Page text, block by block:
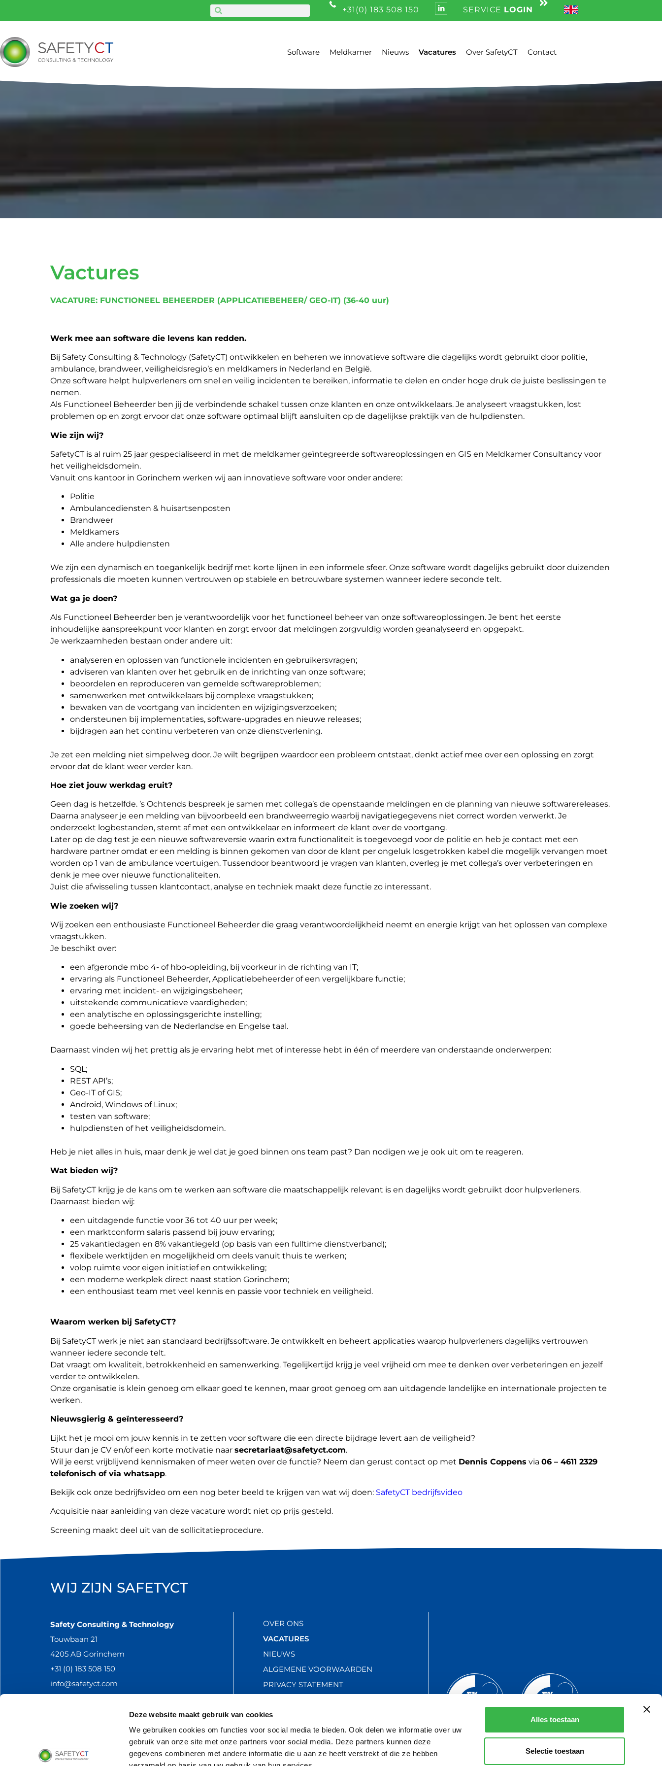
Deze website maakt gebruik van cookies
We gebruiken cookies om functies voor social media te bieden. Ook delen we informatie over uw
gebruik van onze site met onze partners voor social media. Deze partners kunnen deze
gegevens combineren met andere informatie die u aan ze heeft verstrekt of die ze hebben
Alles toestaan
Selectie toestaan
+31(0) 183 508 150 SERVICE LOGIN
Software Meldkamer Nieuws Vacatures Over SafetyCT Contact
Vactures
VACATURE: FUNCTIONEEL BEHEERDER (APPLICATIEBEHEER/ GEO-IT) (36-40 uur)
Werk mee aan software die levens kan redden.
Bij Safety Consulting & Technology (SafetyCT) ontwikkelen en beheren we innovatieve software die dagelijks wordt gebruikt door politie,
ambulance, brandweer, veiligheidsregio’s en meldkamers in Nederland en België.
Onze software helpt hulpverleners om snel en veilig incidenten te bereiken, informatie te delen en onder hoge druk de juiste beslissingen te
nemen.
Als Functioneel Beheerder ben jij de verbindende schakel tussen onze klanten en onze ontwikkelaars. Je analyseert vraagstukken, lost
problemen op en zorgt ervoor dat onze software optimaal blijft aansluiten op de dagelijkse praktijk van de hulpdiensten.
Wie zijn wij?
SafetyCT is al ruim 25 jaar gespecialiseerd in met de meldkamer geïntegreerde softwareoplossingen en GIS en Meldkamer Consultancy voor
het veiligheidsdomein.
Vanuit ons kantoor in Gorinchem werken wij aan innovatieve software voor onder andere:
Politie
Ambulancediensten & huisartsenposten
Brandweer
Meldkamers
Alle andere hulpdiensten
We zijn een dynamisch en toegankelijk bedrijf met korte lijnen in een informele sfeer. Onze software wordt dagelijks gebruikt door duizenden
professionals die moeten kunnen vertrouwen op stabiele en betrouwbare systemen wanneer iedere seconde telt.
Wat ga je doen?
Als Functioneel Beheerder ben je verantwoordelijk voor het functioneel beheer van onze softwareoplossingen. Je bent het eerste
inhoudelijke aanspreekpunt voor klanten en zorgt ervoor dat meldingen zorgvuldig worden geanalyseerd en opgepakt.
Je werkzaamheden bestaan onder andere uit:
analyseren en oplossen van functionele incidenten en gebruikersvragen;
adviseren van klanten over het gebruik en de inrichting van onze software;
beoordelen en reproduceren van gemelde softwareproblemen;
samenwerken met ontwikkelaars bij complexe vraagstukken;
bewaken van de voortgang van incidenten en wijzigingsverzoeken;
ondersteunen bij implementaties, software-upgrades en nieuwe releases;
bijdragen aan het continu verbeteren van onze dienstverlening.
Je zet een melding niet simpelweg door. Je wilt begrijpen waardoor een probleem ontstaat, denkt actief mee over een oplossing en zorgt
ervoor dat de klant weer verder kan.
Hoe ziet jouw werkdag eruit?
Geen dag is hetzelfde. ’s Ochtends bespreek je samen met collega’s de openstaande meldingen en de planning van nieuwe softwarereleases.
Daarna analyseer je een melding van bijvoorbeeld een brandweerregio waarbij navigatiegegevens niet correct worden verwerkt. Je
onderzoekt logbestanden, stemt af met een ontwikkelaar en informeert de klant over de voortgang.
Later op de dag test je een nieuwe softwareversie waarin extra functionaliteit is toegevoegd voor de politie en heb je contact met een
hardware partner omdat er een melding is binnen gekomen van door de klant per ongeluk losgetrokken kabel die mogelijk vervangen moet
worden op 1 van de ambulance voertuigen. Tussendoor beantwoord je vragen van klanten, overleg je met collega’s over verbeteringen en
denk je mee over nieuwe functionaliteiten.
Juist die afwisseling tussen klantcontact, analyse en techniek maakt deze functie zo interessant.
Wie zoeken wij?
Wij zoeken een enthousiaste Functioneel Beheerder die graag verantwoordelijkheid neemt en energie krijgt van het oplossen van complexe
vraagstukken.
Je beschikt over:
een afgeronde mbo 4- of hbo-opleiding, bij voorkeur in de richting van IT;
ervaring als Functioneel Beheerder, Applicatiebeheerder of een vergelijkbare functie;
ervaring met incident- en wijzigingsbeheer;
uitstekende communicatieve vaardigheden;
een analytische en oplossingsgerichte instelling;
goede beheersing van de Nederlandse en Engelse taal.
Daarnaast vinden wij het prettig als je ervaring hebt met of interesse hebt in één of meerdere van onderstaande onderwerpen:
SQL;
REST API’s;
Geo-IT of GIS;
Android, Windows of Linux;
testen van software;
hulpdiensten of het veiligheidsdomein.
Heb je niet alles in huis, maar denk je wel dat je goed binnen ons team past? Dan nodigen we je ook uit om te reageren.
Wat bieden wij?
Bij SafetyCT krijg je de kans om te werken aan software die maatschappelijk relevant is en dagelijks wordt gebruikt door hulpverleners.
Daarnaast bieden wij:
een uitdagende functie voor 36 tot 40 uur per week;
een marktconform salaris passend bij jouw ervaring;
25 vakantiedagen en 8% vakantiegeld (op basis van een fulltime dienstverband);
flexibele werktijden en mogelijkheid om deels vanuit thuis te werken;
volop ruimte voor eigen initiatief en ontwikkeling;
een moderne werkplek direct naast station Gorinchem;
een enthousiast team met veel kennis en passie voor techniek en veiligheid.
Waarom werken bij SafetyCT?
Bij SafetyCT werk je niet aan standaard bedrijfssoftware. Je ontwikkelt en beheert applicaties waarop hulpverleners dagelijks vertrouwen
wanneer iedere seconde telt.
Dat vraagt om kwaliteit, betrokkenheid en samenwerking. Tegelijkertijd krijg je veel vrijheid om mee te denken over verbeteringen en jezelf
verder te ontwikkelen.
Onze organisatie is klein genoeg om elkaar goed te kennen, maar groot genoeg om aan uitdagende landelijke en internationale projecten te
werken.
Nieuwsgierig & geïnteresseerd?
Lijkt het je mooi om jouw kennis in te zetten voor software die een directe bijdrage levert aan de veiligheid?
Stuur dan je CV en/of een korte motivatie naar secretariaat@safetyct.com.
Wil je eerst vrijblijvend kennismaken of meer weten over de functie? Neem dan gerust contact op met Dennis Coppens via 06 – 4611 2329
telefonisch of via whatsapp.
Bekijk ook onze bedrijfsvideo om een nog beter beeld te krijgen van wat wij doen: SafetyCT bedrijfsvideo
Acquisitie naar aanleiding van deze vacature wordt niet op prijs gesteld.
Screening maakt deel uit van de sollicitatieprocedure.
WIJ ZIJN SAFETYCT
Safety Consulting & Technology
Touwbaan 21
4205 AB Gorinchem
+31 (0) 183 508 150
info@safetyct.com
Markerkant 13-10
OVER ONS
VACATURES
NIEUWS
ALGEMENE VOORWAARDEN
PRIVACY STATEMENT